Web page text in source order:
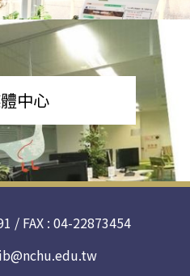
中心
/ FAX : 04-22873454